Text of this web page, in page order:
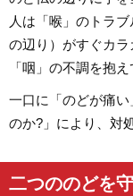
人は「喉」のトラ
の辺り）がすぐカ
「咽」の不調を抱
一口に「のどが痛
のか?」により、対
二つののどを